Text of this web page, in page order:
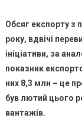
Обсяг експорту з
року, вдвічі
ініціативи, за
показник
них 8,3 млн – це
був лютий цього
вантажів.